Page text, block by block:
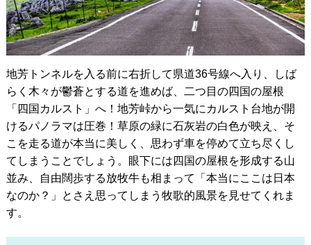
地芳トンネルを入る前に右折して県道36号線へ入り、しば
らく木々が鬱蒼とする道を進めば、二つ目の四国の屋根
「四国カルスト」へ！地芳峠から一気にカルスト台地が開
けるパノラマは圧巻！草原の緑に石灰岩の白色が映え、そ
こを走る道が本当に美しく、思わず車を停めて立ち尽くし
てしまうことでしょう。眼下には四国の屋根を形成する山
並み、自由闊歩する放牧牛も相まって「本当にここは日本
なのか？」とさえ思ってしまう牧歌的風景を見せてくれま
す。